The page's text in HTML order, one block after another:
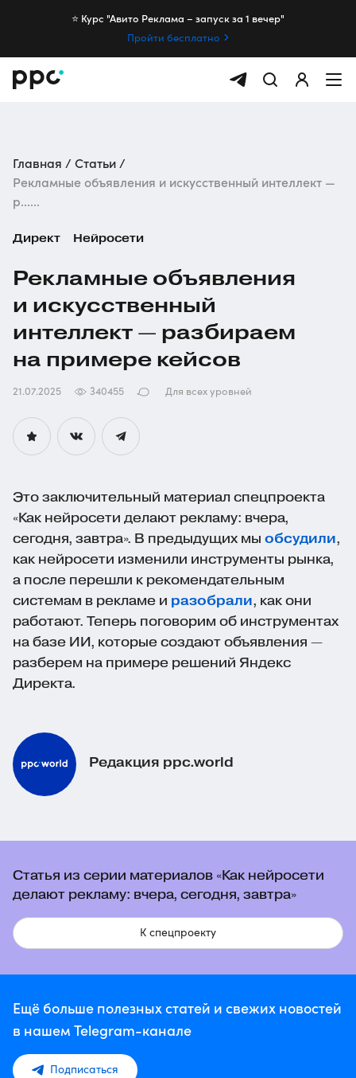
⭐️ Курс "Авито Реклама – запуск за 1 вечер"
Пройти бесплатно
Главная
Статьи
Рекламные объявления и искусственный интеллект —
р......
Директ Нейросети
Рекламные объявления
и искусственный
интеллект — разбираем
на примере кейсов
21.07.2025 340455 Для всех уровней
Это заключительный материал спецпроекта
«Как нейросети делают рекламу: вчера,
сегодня, завтра». В предыдущих мы обсудили,
как нейросети изменили инструменты рынка,
а после перешли к рекомендательным
системам в рекламе и разобрали, как они
работают. Теперь поговорим об инструментах
на базе ИИ, которые создают объявления —
разберем на примере решений Яндекс
Директа.
Редакция ppc.world
Статья из серии материалов «Как нейросети
делают рекламу: вчера, сегодня, завтра»
К спецпроекту
Ещё больше полезных статей и свежих новостей
в нашем Telegram-канале
Подписаться